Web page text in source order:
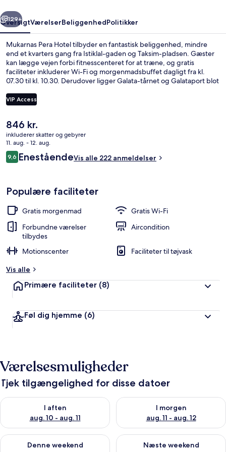
Næste
129+
OversigtVærelserBeliggenhedPolitikker
Mukarnas Pera Hotel tilbyder en fantastisk beliggenhed, mindre
end et kvarters gang fra Istiklal-gaden og Taksim-pladsen. Gæster
kan lægge vejen forbi fitnesscenteret for at træne, og gratis
faciliteter inkluderer Wi-Fi og morgenmadsbuffet dagligt fra kl.
07.30 til kl. 10.30. Derudover ligger Galata-tårnet og Galataport blot
hjælpsomme personale og beliggenhed. Overnatningsstedet
ligger kun en kort gåtur fra offentlig transport: Sishane-Zemin
11 minutter derfra.
VIP Access
Den
nuværende
pris
er
846 kr.
846 kr.
inkluderer skatter og gebyrer
11. aug. - 12. aug.
Anmeldelser
9,69,6 ud af 10.
EneståendeVis alle 222 anmeldelser
Populære faciliteter
Gratis morgenmad
Gratis Wi-Fi
Forbundne værelser
tilbydes
Aircondition
Motionscenter
Faciliteter til tøjvask
Vis alle
Primære faciliteter (8)
Føl dig hjemme (6)
Værelsesmuligheder
Tjek tilgængelighed for disse datoer
I aften
aug. 10 - aug. 11
Tjek tilgængelighed for i aften aug. 10 - aug. 11
I morgen
aug. 11 - aug. 12
Tjek tilgængelighed for i
Denne weekend
Tjek tilgængelighed for denne weekend aug. 14 - aug. 16
Næste weekend
Tjek tilgængelighed for næste